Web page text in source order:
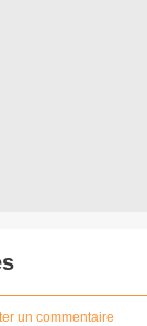
un commentaire